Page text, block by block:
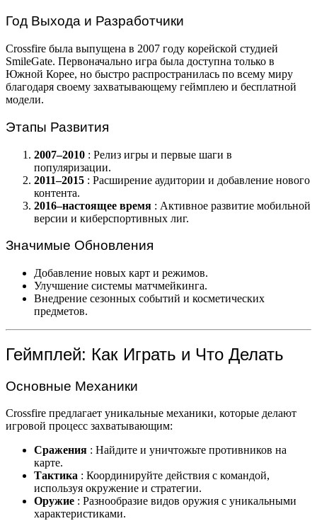
Год Выхода и Разработчики
Crossfire была выпущена в 2007 году корейской студией
SmileGate. Первоначально игра была доступна только в
Южной Корее, но быстро распространилась по всему миру
благодаря своему захватывающему геймплею и бесплатной
модели.
Этапы Развития
2007–2010 : Релиз игры и первые шаги в
популяризации.
2011–2015 : Расширение аудитории и добавление нового
контента.
2016–настоящее время : Активное развитие мобильной
версии и киберспортивных лиг.
Значимые Обновления
Добавление новых карт и режимов.
Улучшение системы матчмейкинга.
Внедрение сезонных событий и косметических
предметов.
Геймплей: Как Играть и Что Делать
Основные Механики
Crossfire предлагает уникальные механики, которые делают
игровой процесс захватывающим:
Сражения : Найдите и уничтожьте противников на
карте.
Тактика : Координируйте действия с командой,
используя окружение и стратегии.
Оружие : Разнообразие видов оружия с уникальными
характеристиками.